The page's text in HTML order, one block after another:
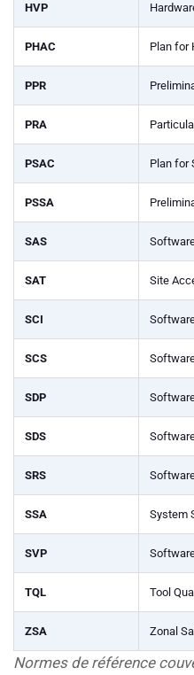
HVP
PHAC Plan for
PPR
PRA
PSAC Plan for
PSSA
SAS
SAT Site
SCI
SCS
SDP
SDS
SRS
SSA System
SVP
TQL Tool
ZSA Zonal
Normes de référence